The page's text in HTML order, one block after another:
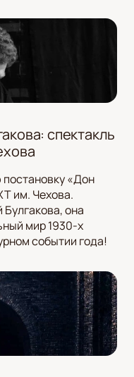
спектакль
«Дон
им. Чехова.
она
мир 1930-х
событии года!